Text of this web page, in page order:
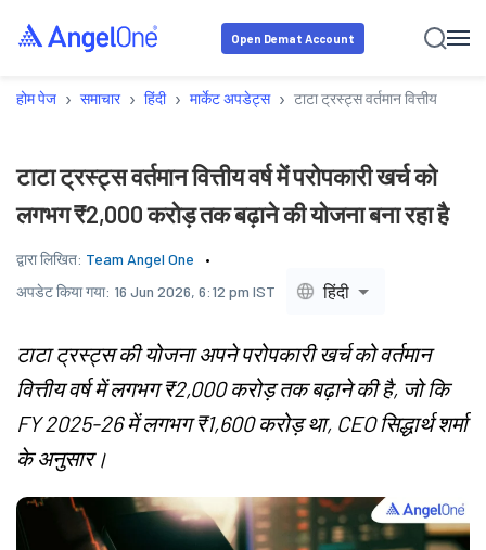
Open Demat Account
होम पेज › समाचार › हिंदी › मार्केट अपडेट्स › टाटा ट्रस्ट्स वर्तमान वित्तीय वर्ष
टाटा ट्रस्ट्स वर्तमान वित्तीय वर्ष में परोपकारी खर्च को
लगभग ₹2,000 करोड़ तक बढ़ाने की योजना बना रहा है
द्वारा लिखित: Team Angel One
अपडेट किया गया: 16 Jun 2026, 6:12 pm IST हिंदी
टाटा ट्रस्ट्स की योजना अपने परोपकारी खर्च को वर्तमान
वित्तीय वर्ष में लगभग ₹2,000 करोड़ तक बढ़ाने की है, जो कि
FY 2025-26 में लगभग ₹1,600 करोड़ था, CEO सिद्धार्थ शर्मा
के अनुसार।